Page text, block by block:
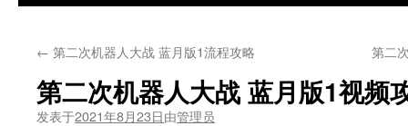
← 第二次机器人大战 蓝月版1流程攻略 第二
第二次机器人大战 蓝月版1视频
发表于2021年8月23日由管理员